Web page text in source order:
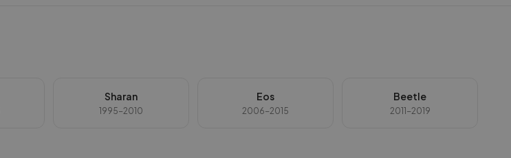
Sharan
1995-2010
Eos
2006-2015
Beetle
2011-2019